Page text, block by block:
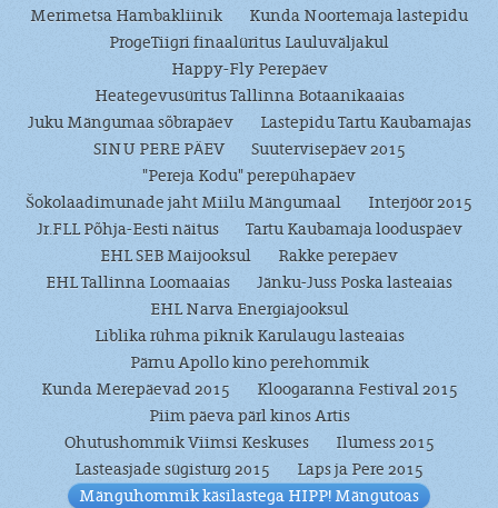
Merimetsa Hambakliinik
Kunda Noortemaja lastepidu
ProgeTiigri finaalüritus Lauluväljakul
Happy-Fly Perepäev
Heategevusüritus Tallinna Botaanikaaias
Juku Mängumaa sõbrapäev
Lastepidu Tartu Kaubamajas
SINU PERE PÄEV
Suutervisepäev 2015
"Pereja Kodu" perepühapäev
Šokolaadimunade jaht Miilu Mängumaal
Interjöör 2015
Jr.FLL Põhja-Eesti näitus
Tartu Kaubamaja looduspäev
EHL SEB Maijooksul
Rakke perepäev
EHL Tallinna Loomaaias
Jänku-Juss Poska lasteaias
EHL Narva Energiajooksul
Liblika rühma piknik Karulaugu lasteaias
Pärnu Apollo kino perehommik
Kunda Merepäevad 2015
Kloogaranna Festival 2015
Piim päeva pärl kinos Artis
Ohutushommik Viimsi Keskuses
Ilumess 2015
Lasteasjade sügisturg 2015
Laps ja Pere 2015
Mänguhommik käsilastega HIPP! Mängutoas